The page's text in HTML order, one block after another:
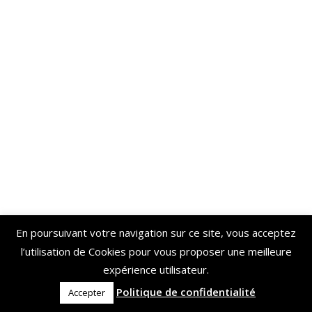
En poursuivant votre navigation sur ce site, vous acceptez
l’utilisation de Cookies pour vous proposer une meilleure
expérience utilisateur.
Accepter Politique de confidentialité